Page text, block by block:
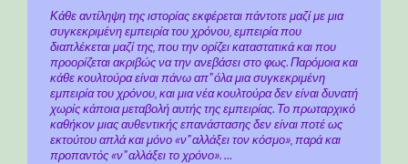
Κάθε αντίληψη της ιστορίας εκφέρεται πάντοτε μαζί με μια
συγκεκριμένη εμπειρία του χρόνου, εμπειρία που
διαπλέκεται μαζί της, που την ορίζει καταστατικά και που
προορίζεται ακριβώς να την ανεβάσει στο φως. Παρόμοια και
κάθε κουλτούρα είναι πάνω απ” όλα μια συγκεκριμένη
εμπειρία του χρόνου, και μια νέα κουλτούρα δεν είναι δυνατή
χωρίς κάποια μεταβολή αυτής της εμπειρίας. Το πρωταρχικό
καθήκον μιας αυθεντικής επανάστασης δεν είναι ποτέ ως
εκτούτου απλά και μόνο «ν” αλλάξει τον κόσμο», παρά και
προπαντός «ν” αλλάξει το χρόνο». …